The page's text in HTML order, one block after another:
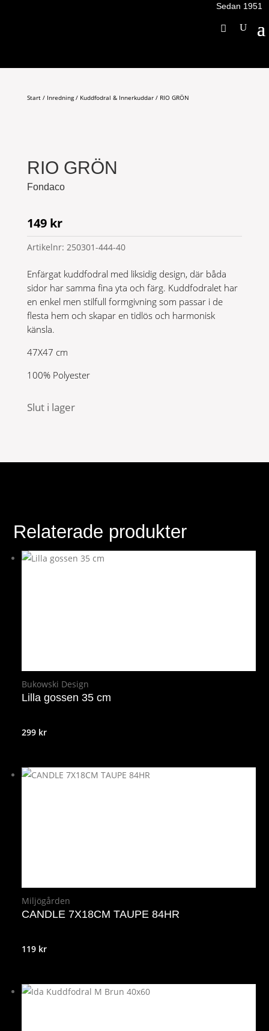
Sedan 1951
Start/ Inredning/ Kuddfodral & Innerkuddar/ RIO GRÖN
RIO GRÖN
Fondaco
149 kr
Artikelnr: 250301-444-40
Enfärgat kuddfodral med liksidig design, där båda
sidor har samma fina yta och färg. Kuddfodralet har
en enkel men stilfull formgivning som passar i de
flesta hem och skapar en tidlös och harmonisk
känsla.
47X47 cm
100% Polyester
Slut i lager
Relaterade produkter
Bukowski Design
Lilla gossen 35 cm
299 kr
Miljögården
CANDLE 7X18CM TAUPE 84HR
119 kr